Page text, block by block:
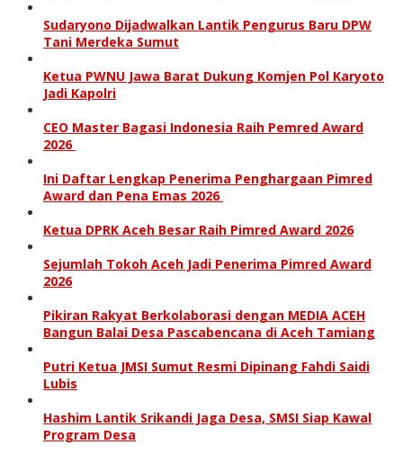
Sudaryono Dijadwalkan Lantik Pengurus Baru DPW
Tani Merdeka Sumut
Ketua PWNU Jawa Barat Dukung Komjen Pol Karyoto
Jadi Kapolri
CEO Master Bagasi Indonesia Raih Pemred Award
2026
Ini Daftar Lengkap Penerima Penghargaan Pimred
Award dan Pena Emas 2026
Ketua DPRK Aceh Besar Raih Pimred Award 2026
Sejumlah Tokoh Aceh Jadi Penerima Pimred Award
2026
Pikiran Rakyat Berkolaborasi dengan MEDIA ACEH
Bangun Balai Desa Pascabencana di Aceh Tamiang
Putri Ketua JMSI Sumut Resmi Dipinang Fahdi Saidi
Lubis
Hashim Lantik Srikandi Jaga Desa, SMSI Siap Kawal
Program Desa